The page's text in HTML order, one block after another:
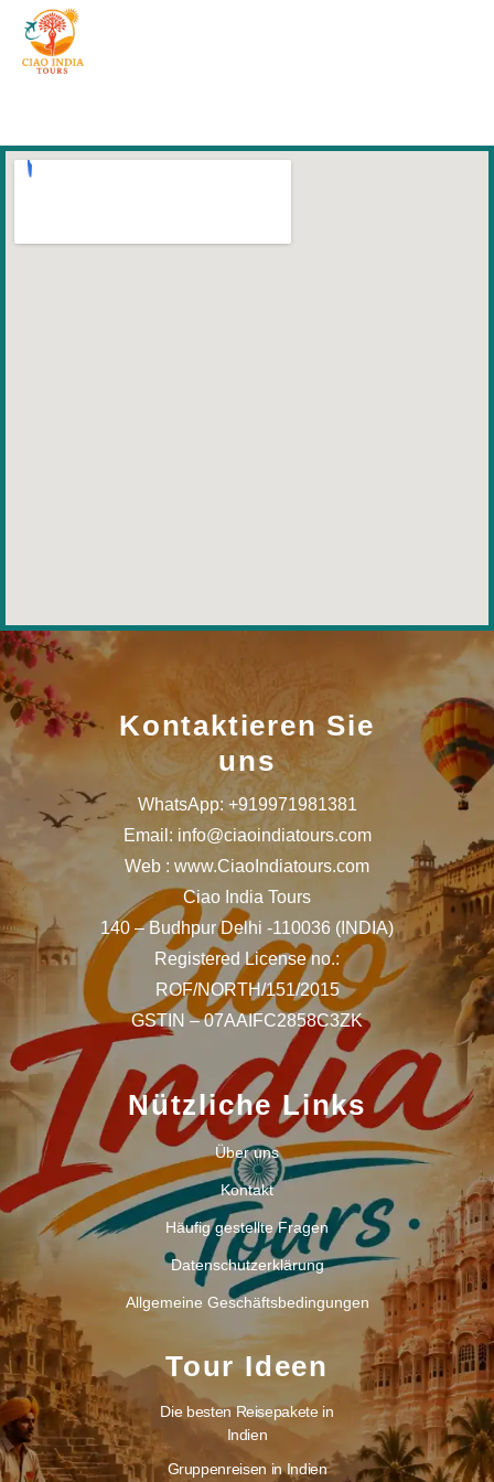
Kontaktieren Sie
uns
WhatsApp: +919971981381
Email: info@ciaoindiatours.com
Web : www.CiaoIndiatours.com
Ciao India Tours
140 – Budhpur Delhi -110036 (INDIA)
Registered License no.:
ROF/NORTH/151/2015
GSTIN – 07AAIFC2858C3ZK
Nützliche Links
Über uns
Kontakt
Häufig gestellte Fragen
Datenschutzerklärung
Allgemeine Geschäftsbedingungen
Tour Ideen
Die besten Reisepakete in
Indien
Gruppenreisen in Indien